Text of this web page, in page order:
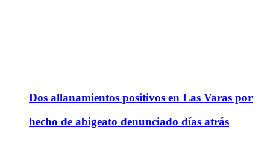
Dos allanamientos positivos en Las Varas por
hecho de abigeato denunciado días atrás